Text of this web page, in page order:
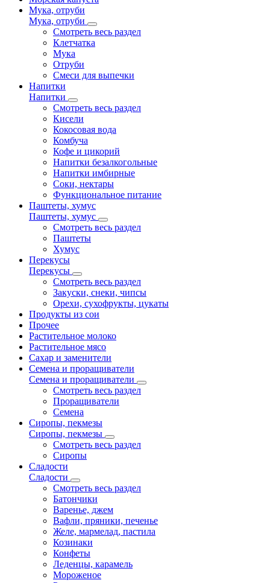
Мука, отруби
Мука, отруби
Смотреть весь раздел
Клетчатка
Мука
Отруби
Смеси для выпечки
Напитки
Напитки
Смотреть весь раздел
Кисели
Кокосовая вода
Комбуча
Кофе и цикорий
Напитки безалкогольные
Напитки имбирные
Соки, нектары
Функциональное питание
Паштеты, хумус
Паштеты, хумус
Смотреть весь раздел
Паштеты
Хумус
Перекусы
Перекусы
Смотреть весь раздел
Закуски, снеки, чипсы
Орехи, сухофрукты, цукаты
Продукты из сои
Прочее
Растительное молоко
Растительное мясо
Сахар и заменители
Семена и проращиватели
Семена и проращиватели
Смотреть весь раздел
Проращиватели
Семена
Сиропы, пекмезы
Сиропы, пекмезы
Смотреть весь раздел
Сиропы
Сладости
Сладости
Смотреть весь раздел
Батончики
Варенье, джем
Вафли, пряники, печенье
Желе, мармелад, пастила
Козинаки
Конфеты
Леденцы, карамель
Мороженое